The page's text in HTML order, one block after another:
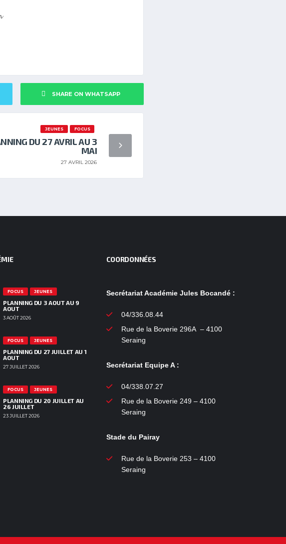
SHARE ON WHATSAPP
FOCUS
JEUNES
DU 27 AVRIL AU 3
MAI
27 AVRIL 2026
FOCUS JEUNES
PLANNING DU 3 AOUT AU 9
AOUT
3 AOÛT 2026
FOCUS JEUNES
PLANNING DU 27 JUILLET AU 1
AOUT
27 JUILLET 2026
FOCUS JEUNES
PLANNING DU 20 JUILLET AU
26 JUILLET
23 JUILLET 2026
COORDONNÉES
Secrétariat Académie Jules Bocandé :
04/336.08.44
Rue de la Boverie 296A – 4100
Seraing
Secrétariat Equipe A :
04/338.07.27
Rue de la Boverie 249 – 4100
Seraing
Stade du Pairay
Rue de la Boverie 253 – 4100
Seraing